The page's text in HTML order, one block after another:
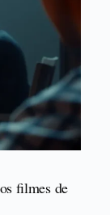
filmes de